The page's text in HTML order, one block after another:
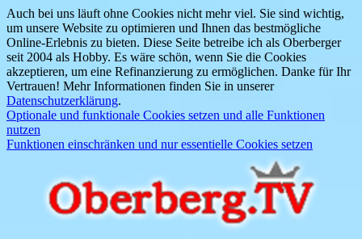
Auch bei uns läuft ohne Cookies nicht mehr viel. Sie sind wichtig,
um unsere Website zu optimieren und Ihnen das bestmögliche
Online-Erlebnis zu bieten. Diese Seite betreibe ich als Oberberger
seit 2004 als Hobby. Es wäre schön, wenn Sie die Cookies
akzeptieren, um eine Refinanzierung zu ermöglichen. Danke für Ihr
Vertrauen! Mehr Informationen finden Sie in unserer
Datenschutzerklärung.
Optionale und funktionale Cookies setzen und alle Funktionen
nutzen
Funktionen einschränken und nur essentielle Cookies setzen